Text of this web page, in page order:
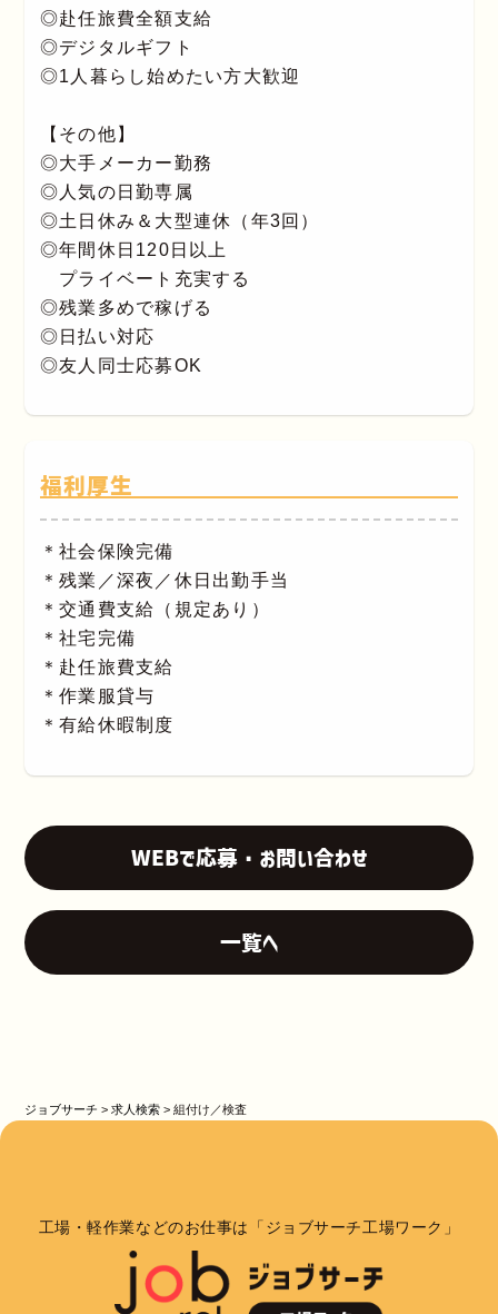
◎赴任旅費全額支給
◎デジタルギフト
◎1人暮らし始めたい方大歓迎
【その他】
◎大手メーカー勤務
◎人気の日勤専属
◎土日休み＆大型連休（年3回）
◎年間休日120日以上
プライベート充実する
◎残業多めで稼げる
◎日払い対応
◎友人同士応募OK
福利厚生
＊社会保険完備
＊残業／深夜／休日出勤手当
＊交通費支給（規定あり）
＊社宅完備
＊赴任旅費支給
＊作業服貸与
＊有給休暇制度
WEBで応募・お問い合わせ
一覧へ
ジョブサーチ >求人検索 >組付け／検査
工場・軽作業などのお仕事は「ジョブサーチ工場ワーク」